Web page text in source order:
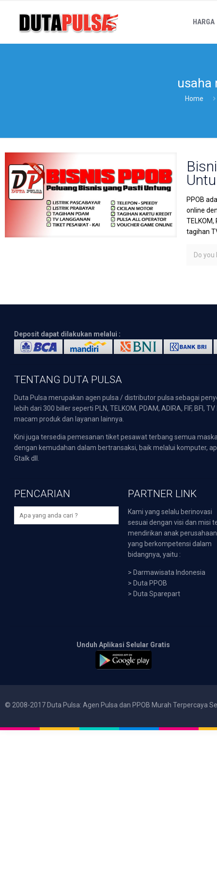
HARGA
usaha
Home
PPOB
online
tagihan
Do you
Deposit dapat dilakukan melalui :
TENTANG DUTA PULSA
Duta Pulsa merupakan agen pulsa / distributor pulsa sebagai
lebih dari 300 biller seperti PLN, TELKOM, PDAM, ADIRA, FIF,
macam produk dan layanan lainnya.
Kini juga tersedia pemesanan tiket pesawat terbang semua
dengan kemudahan dalam bertransaksi, baik melalui komputer,
Gtalk dll.
PENCARIAN PARTNER LINK
Kami yang selalu berinovasi
sesuai dengan visi dan misi
mendirikan anak perusahaan
yang berkompetensi dalam
bidangnya, yaitu :
> Darmawisata Indonesia
> Duta PPOB
> Duta Sparepart
Unduh Aplikasi Selular Gratis
© 2008-2017 Duta Pulsa: Agen Pulsa dan PPOB Murah Terpercaya